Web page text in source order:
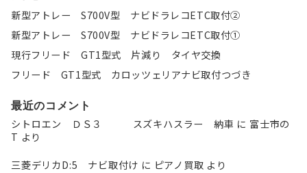
新型アトレー S700V型 ナビドラレコETC取付②
新型アトレー S700V型 ナビドラレコETC取付①
現行フリード GT1型式 片減り タイヤ交換
フリード GT1型式 カロッツェリアナビ取付つづき
最近のコメント
シトロエン ＤＳ３ スズキハスラー 納車 に 富士市の
T より
三菱デリカD:5 ナビ取付け に ピアノ買取 より